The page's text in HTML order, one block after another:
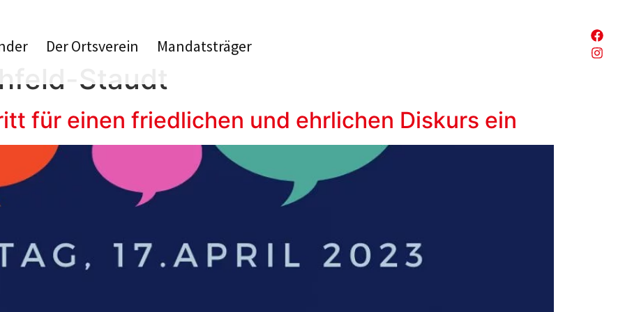
Der Ortsverein Mandatsträger
Staudt
für einen friedlichen und ehrlichen Diskurs ein